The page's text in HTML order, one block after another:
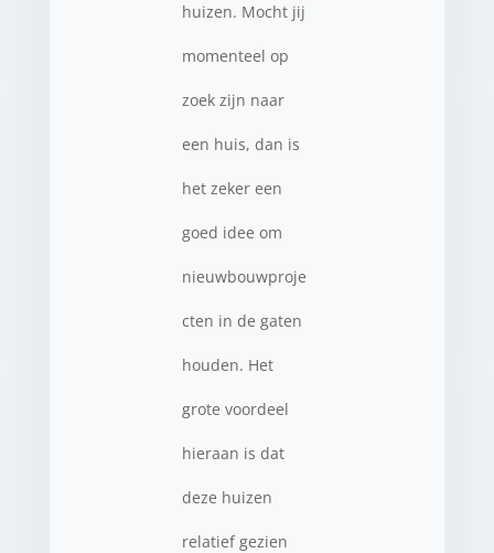
huizen. Mocht jij
momenteel op
zoek zijn naar
een huis, dan is
het zeker een
goed idee om
nieuwbouwproje
cten in de gaten
houden. Het
grote voordeel
hieraan is dat
deze huizen
relatief gezien